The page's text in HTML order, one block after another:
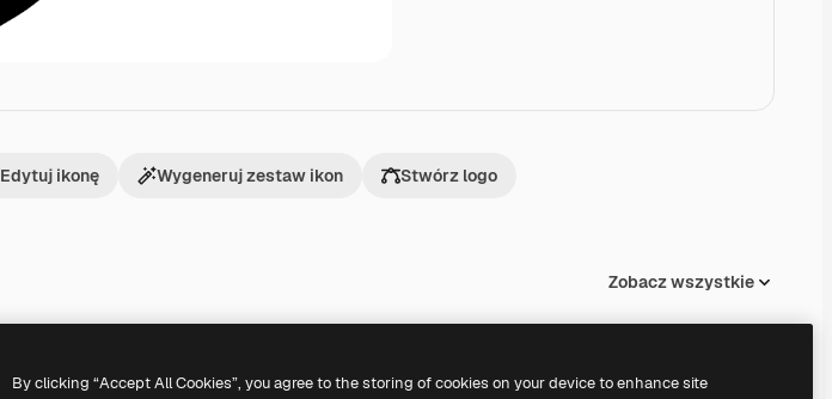
Edytuj ikonę Wygeneruj zestaw ikon Stwórz logo
Zobacz wszystkie
By clicking “Accept All Cookies”, you agree to the storing of cookies on your device to enhance site